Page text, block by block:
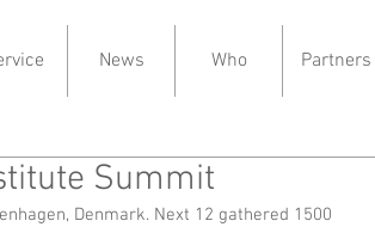
News Who Partners
Summit
Denmark. Next 12 gathered 1500